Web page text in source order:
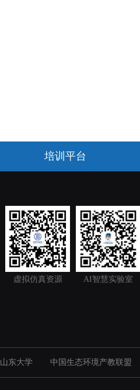
培训平台
虚拟仿真资源 AI智慧实验室
山东大学 中国生态环境产教联盟